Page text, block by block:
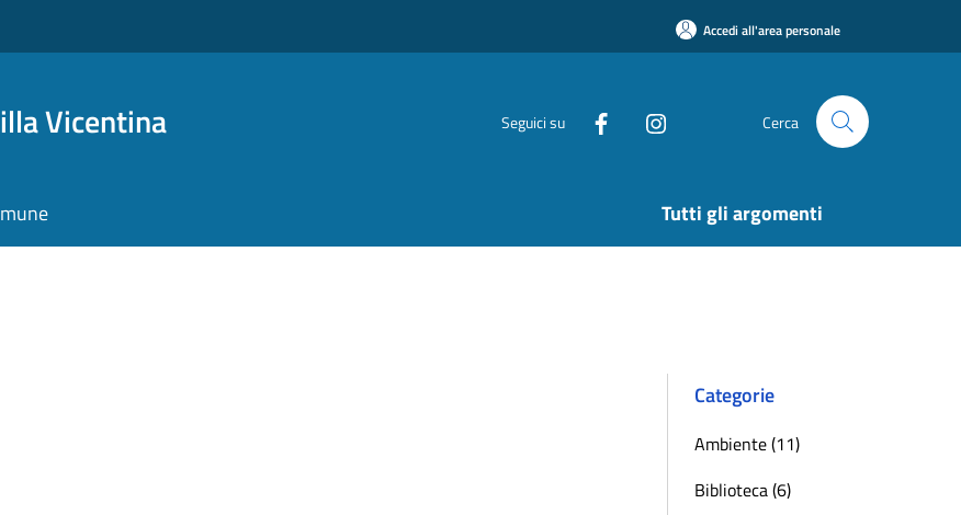
Accedi all'area personale
Vicentina Seguici su Cerca
Tutti gli argomenti
Categorie
Ambiente (11)
Biblioteca (6)